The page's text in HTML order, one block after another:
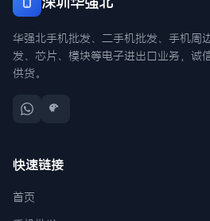
华强北手机批发、二手机批发、手机周
发、芯片、模块等电子进出口业务，诚
供货。
快速链接
首页